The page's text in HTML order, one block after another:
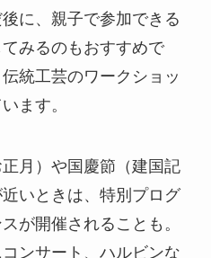
に、親子で参加できる
みるのもおすすめで
統工芸のワークショッ
ます。
月）や国慶節（建国記
いときは、特別プログ
が開催されることも。
ンサート、ハルビンな